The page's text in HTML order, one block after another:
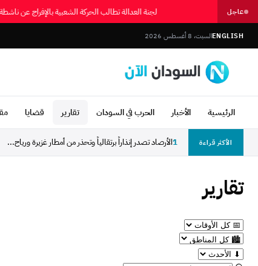
عاجل لجنة العدالة تطالب الحركة الشعبية بالإفراج عن
ENGLISHالسبت، 8 أغسطس 2026
الرئيسية الأخبار الحرب في السودان تقارير قضايا
الأكثر قراءة 1الأرصاد تصدر إنذاراً برتقالياً وتحذر من أمطار غزيرة ورياح...
تقارير